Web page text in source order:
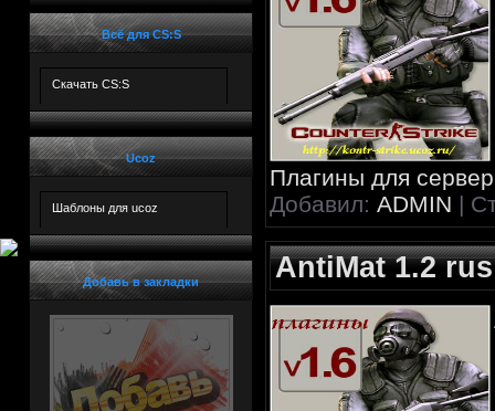
Всё для CS:S
Скачать CS:S
Ucoz
Шаблоны для ucoz
Добавь в закладки
***
***
***
******
***
Плагины для
Добавил: ADMIN |
AntiMat 1.2 rus